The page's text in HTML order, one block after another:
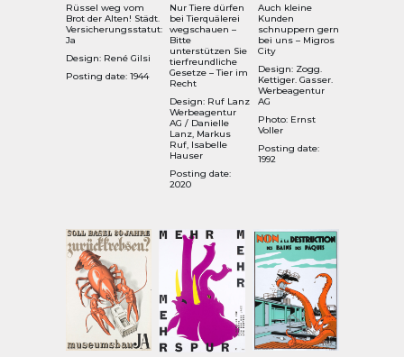
Rüssel weg vom
Brot der Alten! Städt.
Versicherungsstatut:
Ja
Design: René Gilsi
Posting date: 1944
Nur Tiere dürfen
bei Tierquälerei
wegschauen –
Bitte
unterstützen Sie
tierfreundliche
Gesetze – Tier im
Recht
Design: Ruf Lanz
Werbeagentur
AG / Danielle
Lanz, Markus
Ruf, Isabelle
Hauser
Posting date:
2020
Auch kleine
Kunden
schnuppern gern
bei uns – Migros
City
Design: Zogg.
Kettiger. Gasser.
Werbeagentur
AG
Photo: Ernst
Voller
Posting date:
1992